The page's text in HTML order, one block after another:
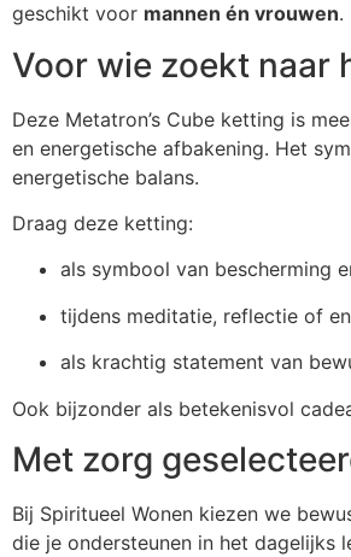
geschikt voor mannen én vrouwen.
Voor wie zoekt naar
Deze Metatron’s Cube ketting is
en energetische afbakening. Het
energetische balans.
Draag deze ketting:
als symbool van bescherming
tijdens meditatie, reflectie of
als krachtig statement van
Ook bijzonder als betekenisvol
Met zorg
Bij Spiritueel Wonen kiezen we
die je ondersteunen in het dagelijks